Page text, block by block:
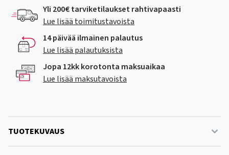
Yli 200€ tarviketilaukset rahtivapaasti
Lue lisää toimitustavoista
14 päivää ilmainen palautus
Lue lisää palautuksista
Jopa 12kk korotonta maksuaikaa
Lue lisää maksutavoista
TUOTEKUVAUS